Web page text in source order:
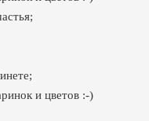
и цветов :-)